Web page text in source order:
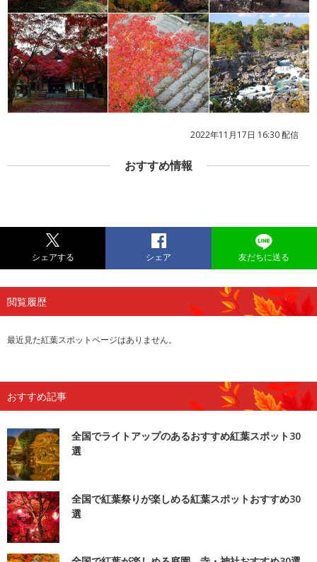
2022年11月17日 16:30 配信
おすすめ情報
シェアする シェア 友だちに送る
閲覧履歴
最近見た紅葉スポットページはありません。
おすすめ記事
全国でライトアップのあるおすすめ紅葉スポット30
選
全国で紅葉祭りが楽しめる紅葉スポットおすすめ30
選